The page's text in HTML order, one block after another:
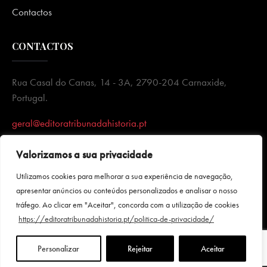
Valorizamos a sua privacidade
Utilizamos cookies para melhorar a sua experiência de navegação,
apresentar anúncios ou conteúdos personalizados e analisar o nosso
tráfego. Ao clicar em "Aceitar", concorda com a utilização de cookies
https://editoratribunadahistoria.pt/politica-de-privacidade/
Personalizar Rejeitar Aceitar
Contactos
CONTACTOS
Rua Casal do Canas, 14 - 3A, 2790-204 Carnaxide,
Portugal.
geral@editoratribunadahistoria.pt
Política de Privacidade| Termos e condições |Todos direitos
reservados.